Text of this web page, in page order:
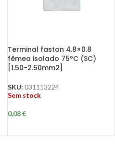
Terminal faston 4.8×0.8
fêmea isolado 75ºC (SC)
[1.50-2.50mm2]
SKU: 031113224
Sem stock
0,08€